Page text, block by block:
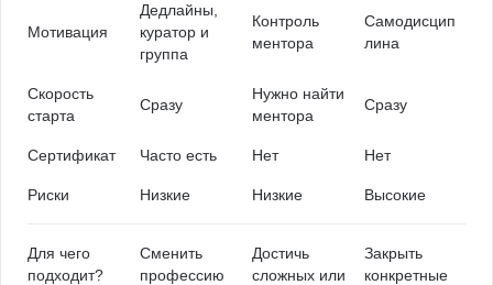
Мотивация
Дедлайны,
куратор и
группа
Контроль
ментора
Самодисцип
лина
Скорость
старта
Сразу
Нужно найти
ментора
Сразу
Сертификат Часто есть Нет Нет
Риски Низкие Низкие Высокие
Для чего
подходит?
Сменить
профессию
Достичь
сложных или
Закрыть
конкретные